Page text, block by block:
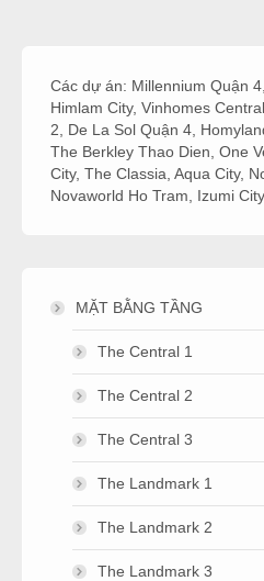
Các dự án: Millennium Quận 4
Himlam City, Vinhomes
2
De La Sol Quận 4
The Berkley Thao Dien One
City, The Classia Aqua City,
Novaworld Ho Tram
Izumi City
MẶT BẰNG TẦNG
The Central 1
The Central 2
The Central 3
The Landmark 1
The Landmark 2
The Landmark 3